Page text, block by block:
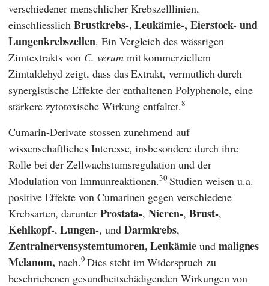
verschiedener menschlicher Krebszelllinien,
einschliesslichBrustkrebs-, Leukämie-, Eierstock- und
Lungenkrebszellen. Ein Vergleich des wässrigen
Zimtextrakts von C. verum mit kommerziellem
Zimtaldehyd zeigt, dass das Extrakt, vermutlich durch
synergistische Effekte der enthaltenen Polyphenole, eine
stärkere zytotoxische Wirkung entfaltet.8
Cumarin-Derivate stossen zunehmend auf
wissenschaftliches Interesse, insbesondere durch ihre
Rolle bei der Zellwachstumsregulation und der
Modulation von Immunreaktionen.30Studien weisen u.a.
positive Effekte von Cumarinen gegen verschiedene
Krebsarten, darunter Prostata-, Nieren-, Brust-,
Kehlkopf-, Lungen-, undDarmkrebs,
Zentralnervensystemtumoren, Leukämieund malignes
Melanom, nach.9Dies steht im Widerspruch zu
beschriebenen gesundheitschädigenden Wirkungen von